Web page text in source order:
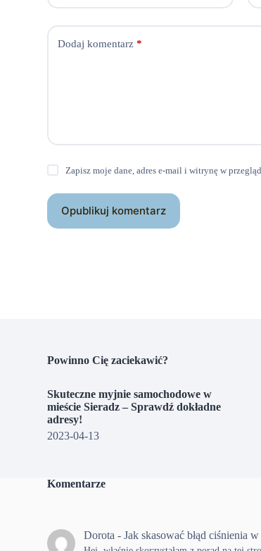
Dodaj komentarz *
Zapisz moje dane, adres e-mail i witrynę w
Opublikuj komentarz
Powinno Cię zaciekawić?
Skuteczne myjnie samochodowe w
mieście Sieradz – Sprawdź dokładne
adresy!
2023-04-13
Komentarze
Dorota -Jak skasować błąd ciśnienia